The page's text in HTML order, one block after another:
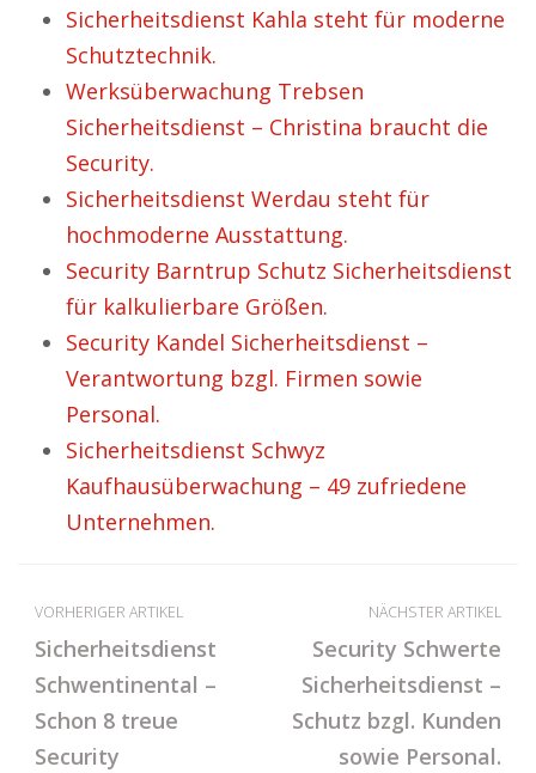
Sicherheitsdienst Kahla steht für moderne
Schutztechnik.
Werksüberwachung Trebsen
Sicherheitsdienst – Christina braucht die
Security.
Sicherheitsdienst Werdau steht für
hochmoderne Ausstattung.
Security Barntrup Schutz Sicherheitsdienst
für kalkulierbare Größen.
Security Kandel Sicherheitsdienst –
Verantwortung bzgl. Firmen sowie
Personal.
Sicherheitsdienst Schwyz
Kaufhausüberwachung – 49 zufriedene
Unternehmen.
VORHERIGER ARTIKEL
Sicherheitsdienst
Schwentinental –
Schon 8 treue
Security
NÄCHSTER ARTIKEL
Security Schwerte
Sicherheitsdienst –
Schutz bzgl. Kunden
sowie Personal.